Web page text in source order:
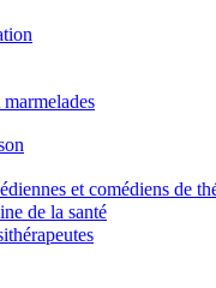
et comédiens de
de la santé